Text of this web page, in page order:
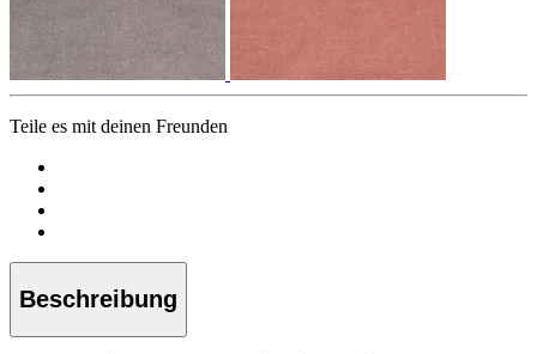
Teile es mit deinen Freunden
Beschreibung